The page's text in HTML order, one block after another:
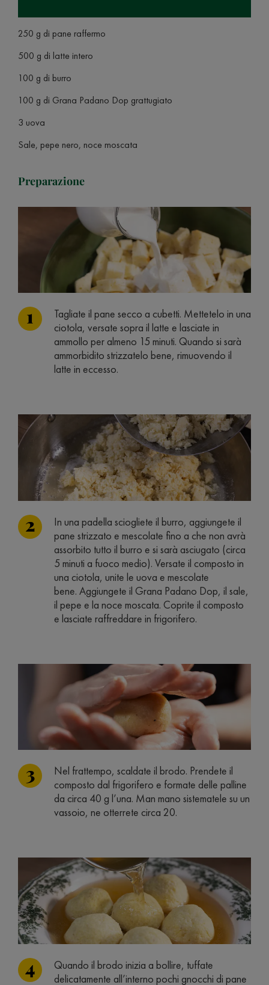
250 g di pane raffermo
500 g di latte intero
100 g di burro
100 g di Grana Padano Dop grattugiato
3 uova
Sale, pepe nero, noce moscata
Preparazione
Tagliate il pane secco a cubetti. Mettetelo in una
ciotola, versate sopra il latte e lasciate in
ammollo per almeno 15 minuti. Quando si sarà
ammorbidito strizzatelo bene, rimuovendo il
latte in eccesso.
In una padella sciogliete il burro, aggiungete il
pane strizzato e mescolate fino a che non avrà
assorbito tutto il burro e si sarà asciugato (circa
5 minuti a fuoco medio). Versate il composto in
una ciotola, unite le uova e mescolate
bene. Aggiungete il Grana Padano Dop, il sale,
il pepe e la noce moscata. Coprite il composto
e lasciate raffreddare in frigorifero.
Nel frattempo, scaldate il brodo. Prendete il
composto dal frigorifero e formate delle palline
da circa 40 g l’una. Man mano sistematele su un
vassoio, ne otterrete circa 20.
Quando il brodo inizia a bollire, tuffate
delicatamente all’interno pochi gnocchi di pane